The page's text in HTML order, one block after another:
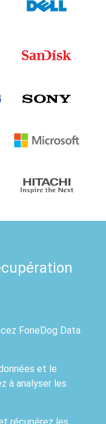
FoneDog Data
et le
à analyser les